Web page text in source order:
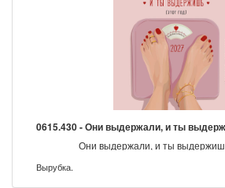
0615.430 - Они выдержали, и ты
Они выдержали, и ты
Вырубка.